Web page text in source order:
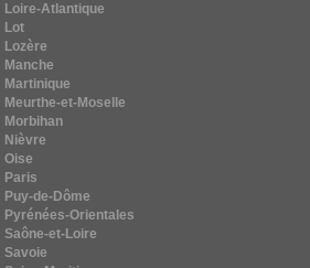
Loire-Atlantique
Lot
Lozère
Manche
Martinique
Meurthe-et-Moselle
Morbihan
Nièvre
Oise
Paris
Puy-de-Dôme
Pyrénées-Orientales
Saône-et-Loire
Savoie